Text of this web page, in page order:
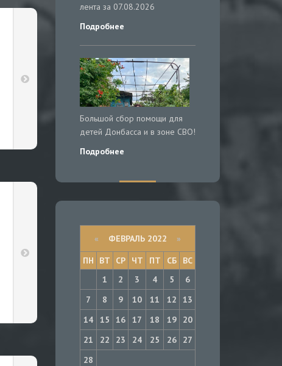
лента за 07.08.2026
Подробнее
Большой сбор помощи для
детей Донбасса и в зоне СВО!
Подробнее
« ФЕВРАЛЬ 2022 »
ПН
ВТ СР ЧТ ПТ СБ
ВС
1
2 3 4 5
6
7
8 9 10 11 12
13
14
15 16 17 18 19
20
21
22 23 24 25 26
27
28